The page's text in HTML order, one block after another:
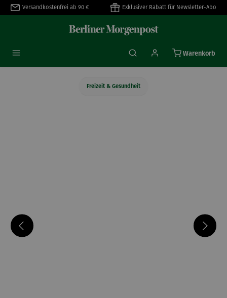
springen
Versandkostenfrei ab 90 € Exklusiver Rabatt für Newsletter-Abo
Warenkorb
Freizeit & Gesundheit